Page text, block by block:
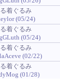
着ぐるみ
(05/24)
着ぐるみ
(05/24)
着ぐるみ
(02/22)
着ぐるみ
(01/28)